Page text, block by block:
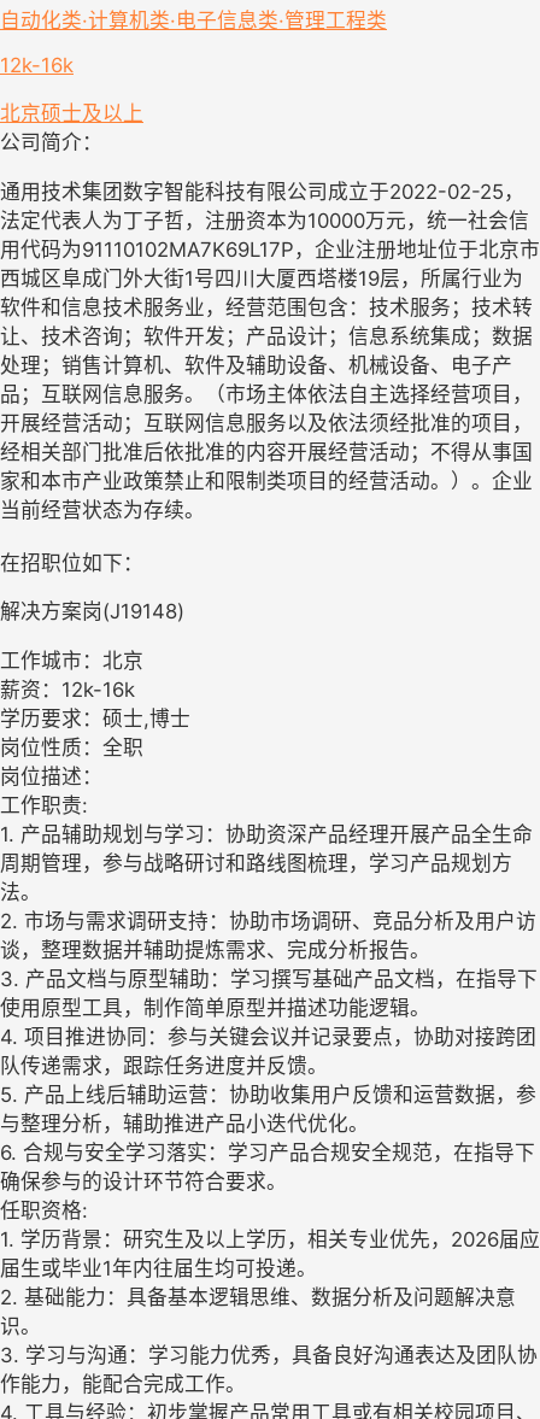
自动化类·计算机类·电子信息类·管理工程类
12k-16k
北京硕士及以上
公司简介：
通用技术集团数字智能科技有限公司成立于2022-02-25，
法定代表人为丁子哲，注册资本为10000万元，统一社会信
用代码为91110102MA7K69L17P，企业注册地址位于北京市
西城区阜成门外大街1号四川大厦西塔楼19层，所属行业为
软件和信息技术服务业，经营范围包含：技术服务；技术转
让、技术咨询；软件开发；产品设计；信息系统集成；数据
处理；销售计算机、软件及辅助设备、机械设备、电子产
品；互联网信息服务。（市场主体依法自主选择经营项目，
开展经营活动；互联网信息服务以及依法须经批准的项目，
经相关部门批准后依批准的内容开展经营活动；不得从事国
家和本市产业政策禁止和限制类项目的经营活动。）。企业
当前经营状态为存续。
在招职位如下：
解决方案岗(J19148)
工作城市：北京
薪资：12k-16k
学历要求：硕士,博士
岗位性质：全职
岗位描述：
工作职责:
1. 产品辅助规划与学习：协助资深产品经理开展产品全生命
周期管理，参与战略研讨和路线图梳理，学习产品规划方
法。
2. 市场与需求调研支持：协助市场调研、竞品分析及用户访
谈，整理数据并辅助提炼需求、完成分析报告。
3. 产品文档与原型辅助：学习撰写基础产品文档，在指导下
使用原型工具，制作简单原型并描述功能逻辑。
4. 项目推进协同：参与关键会议并记录要点，协助对接跨团
队传递需求，跟踪任务进度并反馈。
5. 产品上线后辅助运营：协助收集用户反馈和运营数据，参
与整理分析，辅助推进产品小迭代优化。
6. 合规与安全学习落实：学习产品合规安全规范，在指导下
确保参与的设计环节符合要求。
任职资格:
1. 学历背景：研究生及以上学历，相关专业优先，2026届应
届生或毕业1年内往届生均可投递。
2. 基础能力：具备基本逻辑思维、数据分析及问题解决意
识。
3. 学习与沟通：学习能力优秀，具备良好沟通表达及团队协
作能力，能配合完成工作。
4. 工具与经验：初步掌握产品常用工具或有相关校园项目、